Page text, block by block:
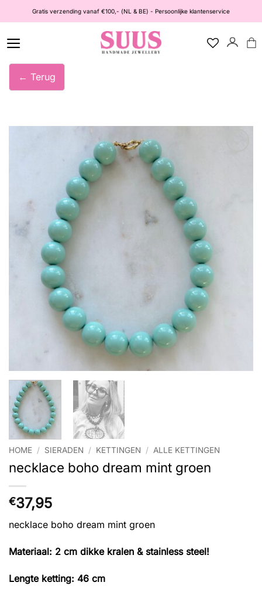
naar
inhoud
Gratis verzending vanaf €100,- (NL & BE) - Persoonlijke klantenservice
← Terug
HOME / SIERADEN / KETTINGEN / ALLE KETTINGEN
necklace boho dream mint groen
€37,95
necklace boho dream mint groen
Materiaal: 2 cm dikke kralen & stainless steel!
Lengte ketting: 46 cm